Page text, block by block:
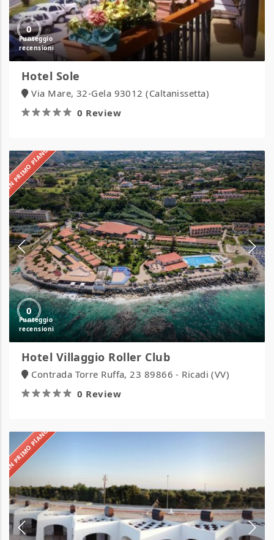
0
Hotel Sole
Via Mare, 32-Gela 93012 (Caltanissetta)
0 Review
IN PRIMO PIANO
0
Hotel
Villaggio
Roller
Club
Hotel Villaggio Roller Club
Contrada Torre Ruffa, 23 89866 - Ricadi (VV)
0 Review
IN PRIMO PIANO
&
Spa